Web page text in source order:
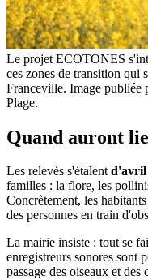
Le projet ECOTONES
ces zones de transition qui
Franceville. Image
Plage.
Quand auront
Les relevés s'étalentd'avril
familles : la flore, les
Concrètement, les
des personnes en train
La mairie insiste : tout se
enregistreurs sonores sont
passage des oiseaux et